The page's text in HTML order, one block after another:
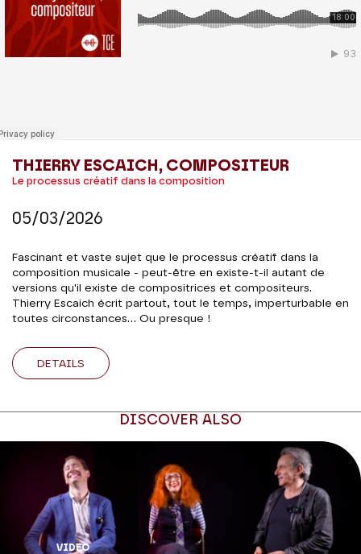
THIERRY ESCAICH, COMPOSITEUR
Le processus créatif dans la composition
05/03/2026
Fascinant et vaste sujet que le processus créatif dans la
composition musicale - peut-être en existe-t-il autant de
versions qu'il existe de compositrices et compositeurs.
Thierry Escaich écrit partout, tout le temps, imperturbable en
toutes circonstances... Ou presque !
DETAILS
DISCOVER ALSO
VIDEO